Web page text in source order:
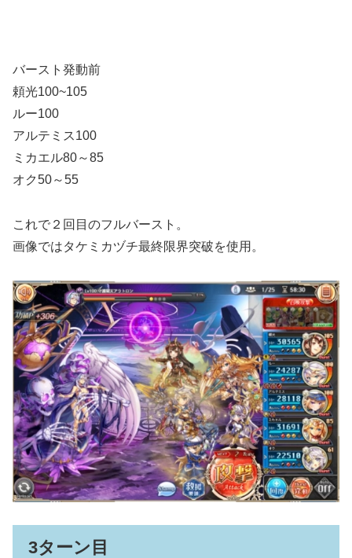
バースト発動前
頼光100~105
ルー100
アルテミス100
ミカエル80～85
オク50～55
これで２回目のフルバースト。
画像ではタケミカヅチ最終限界突破を使用。
3ターン目